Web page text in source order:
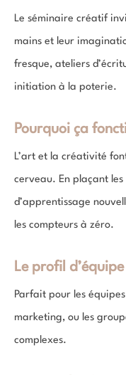
Le séminaire créatif
mains et leur
fresque, ateliers
initiation à la poterie.
Pourquoi ça
L’art et la créativité
cerveau. En plaçant
d’apprentissage
les compteurs à zéro.
Le profil
Parfait pour les
marketing, ou les
complexes.